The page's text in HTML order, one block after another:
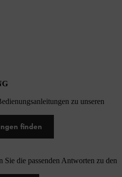
zu unseren
finden
Sie die passenden Antworten zu den